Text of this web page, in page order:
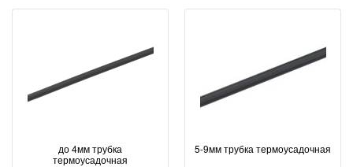
до 4мм трубка
термоусадочная
5-9мм трубка термоусадочная